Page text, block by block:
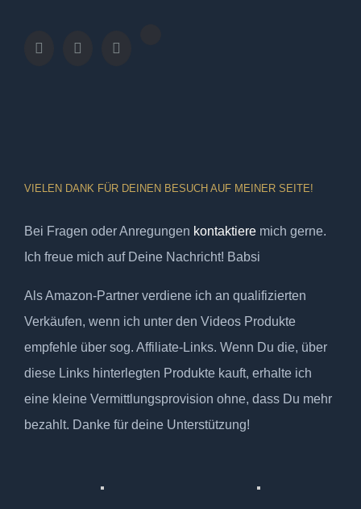
VIELEN DANK FÜR DEINEN BESUCH AUF MEINER SEITE!
Bei Fragen oder Anregungen kontaktiere mich gerne.
Ich freue mich auf Deine Nachricht! Babsi
Als Amazon-Partner verdiene ich an qualifizierten
Verkäufen, wenn ich unter den Videos Produkte
empfehle über sog. Affiliate-Links. Wenn Du die, über
diese Links hinterlegten Produkte kauft, erhalte ich
eine kleine Vermittlungsprovision ohne, dass Du mehr
bezahlt. Danke für deine Unterstützung!